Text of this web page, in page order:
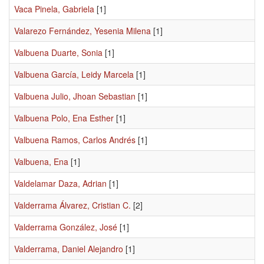
Vaca Pinela, Gabriela [1]
Valarezo Fernández, Yesenia Milena [1]
Valbuena Duarte, Sonia [1]
Valbuena García, Leidy Marcela [1]
Valbuena Julio, Jhoan Sebastian [1]
Valbuena Polo, Ena Esther [1]
Valbuena Ramos, Carlos Andrés [1]
Valbuena, Ena [1]
Valdelamar Daza, Adrian [1]
Valderrama Álvarez, Cristian C. [2]
Valderrama González, José [1]
Valderrama, Daniel Alejandro [1]